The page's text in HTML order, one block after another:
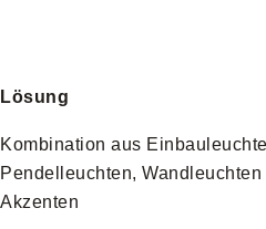
Lösung
Kombination aus
Pendelleuchten,
Akzenten